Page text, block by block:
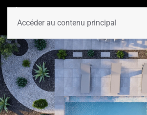
Accéder au contenu principal